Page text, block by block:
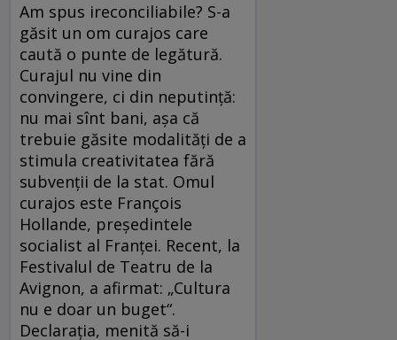
Am spus ireconciliabile? S-a
găsit un om curajos care
caută o punte de legătură.
Curajul nu vine din
convingere, ci din neputinţă:
nu mai sînt bani, aşa că
trebuie găsite modalităţi de a
stimula creativitatea fără
subvenţii de la stat. Omul
curajos este François
Hollande, preşedintele
socialist al Franţei. Recent, la
Festivalul de Teatru de la
Avignon, a afirmat: „Cultura
nu e doar un buget“.
Declaraţia, menită să-i